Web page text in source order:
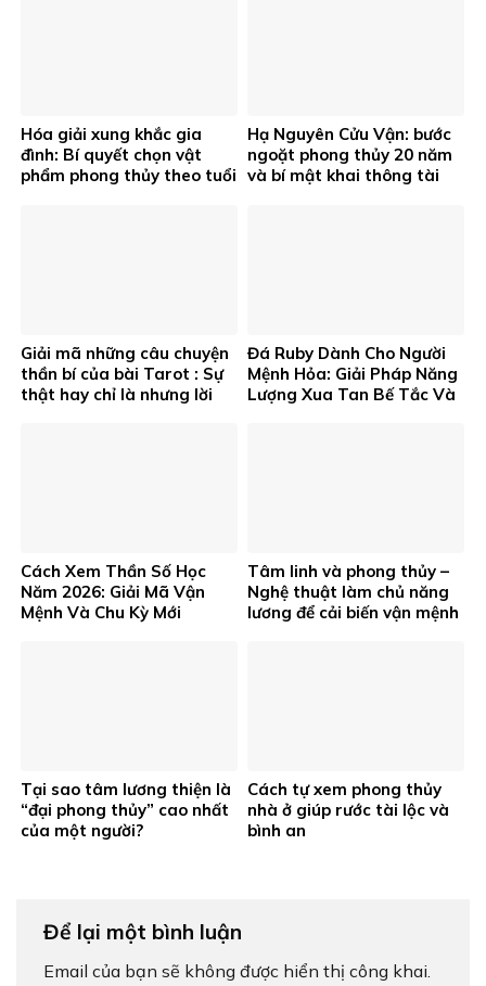
Hóa giải xung khắc gia
đình: Bí quyết chọn vật
phẩm phong thủy theo tuổi
Hạ Nguyên Cửu Vận: bước
ngoặt phong thủy 20 năm
và bí mật khai thông tài
Giải mã những câu chuyện
thần bí của bài Tarot : Sự
thật hay chỉ là nhưng lời
Đá Ruby Dành Cho Người
Mệnh Hỏa: Giải Pháp Năng
Lượng Xua Tan Bế Tắc Và
Cách Xem Thần Số Học
Năm 2026: Giải Mã Vận
Mệnh Và Chu Kỳ Mới
Tâm linh và phong thủy –
Nghệ thuật làm chủ năng
lương để cải biến vận mệnh
Tại sao tâm lương thiện là
“đại phong thủy” cao nhất
của một người?
Cách tự xem phong thủy
nhà ở giúp rước tài lộc và
bình an
Để lại một bình luận
Email của bạn sẽ không được hiển thị công khai.